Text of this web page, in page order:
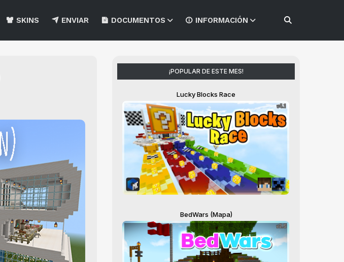
SKINS ENVIAR DOCUMENTOS INFORMACIÓN
¡POPULAR DE ESTE MES!
Lucky Blocks Race
BedWars (Mapa)